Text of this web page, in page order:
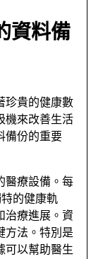
資料備
珍貴的健康數
機來改善生活
備份的重要
醫療設備。每
的健康軌
治療進展。資
方法。特別是
可以幫助醫生